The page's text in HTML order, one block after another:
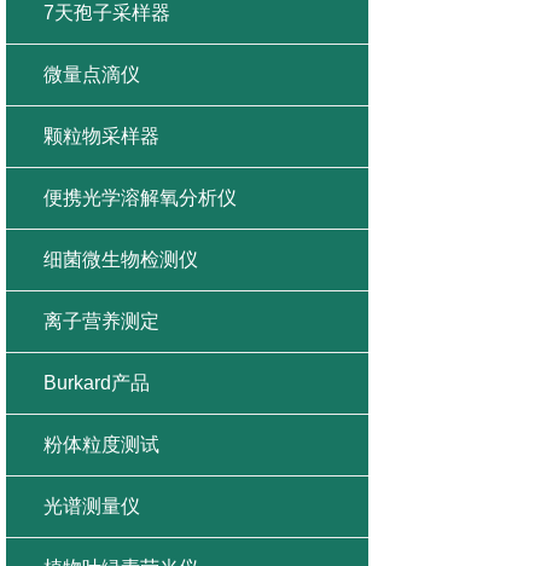
7天孢子采样器
微量点滴仪
颗粒物采样器
便携光学溶解氧分析仪
细菌微生物检测仪
离子营养测定
Burkard产品
粉体粒度测试
光谱测量仪